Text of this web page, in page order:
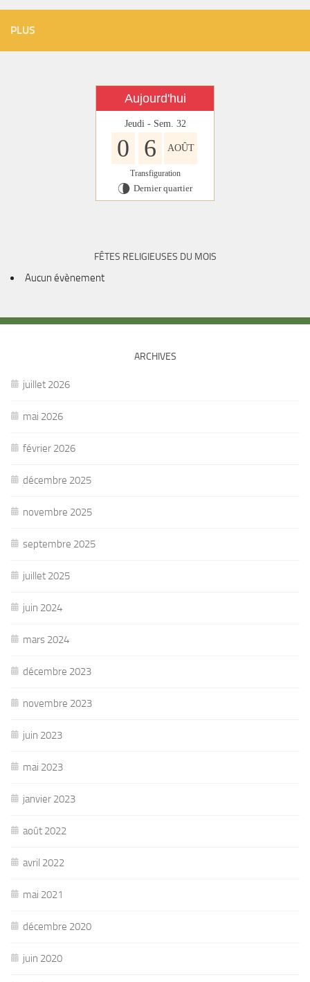
PLUS
Aujourd'hui
Jeudi - Sem. 32
0 6 AOÛT
Transfiguration
U Dernier quartier
FÊTES RELIGIEUSES DU MOIS
Aucun évènement
ARCHIVES
juillet 2026
mai 2026
février 2026
décembre 2025
novembre 2025
septembre 2025
juillet 2025
juin 2024
mars 2024
décembre 2023
novembre 2023
juin 2023
mai 2023
janvier 2023
août 2022
avril 2022
mai 2021
décembre 2020
juin 2020